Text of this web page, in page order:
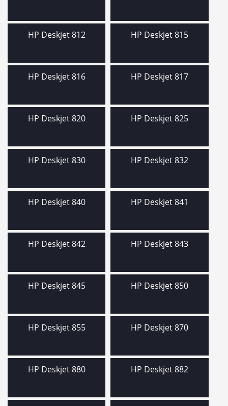
HP Deskjet 812 HP Deskjet 815
HP Deskjet 816 HP Deskjet 817
HP Deskjet 820 HP Deskjet 825
HP Deskjet 830 HP Deskjet 832
HP Deskjet 840 HP Deskjet 841
HP Deskjet 842 HP Deskjet 843
HP Deskjet 845 HP Deskjet 850
HP Deskjet 855 HP Deskjet 870
HP Deskjet 880 HP Deskjet 882